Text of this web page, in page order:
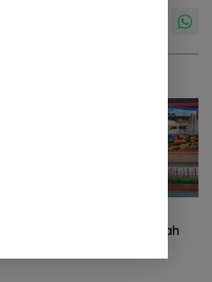
Nasional 2026 di Sejumlah
Imbauan Kemendikdasmen